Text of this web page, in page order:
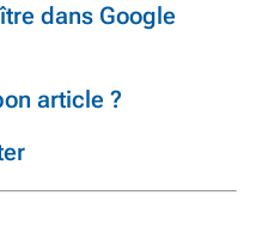
dans Google
article ?